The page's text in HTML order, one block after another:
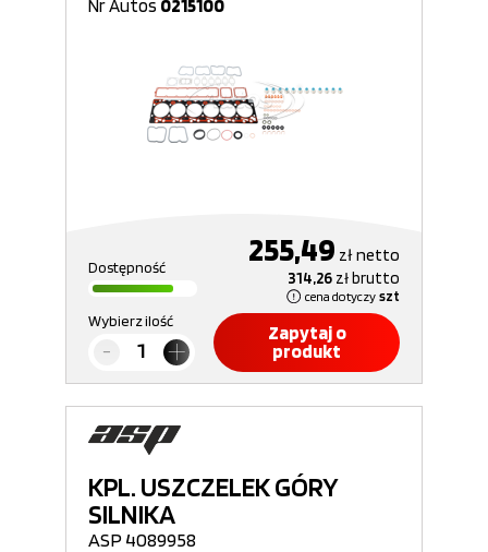
Nr Autos 0215100
Dostępność 255,49 złnetto
314,26 złbrutto
cena dotyczy szt
Wybierz ilość
Zapytaj o
produkt
KPL. USZCZELEK GÓRY
SILNIKA
ASP 4089958